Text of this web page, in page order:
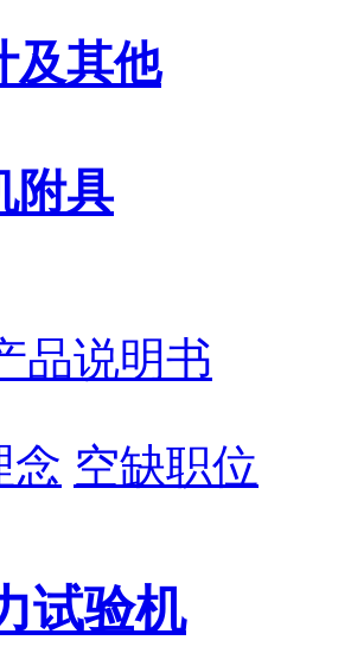
及其他
附具
品说明书
念 空缺职位
试验机